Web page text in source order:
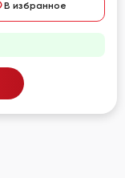
В избранное